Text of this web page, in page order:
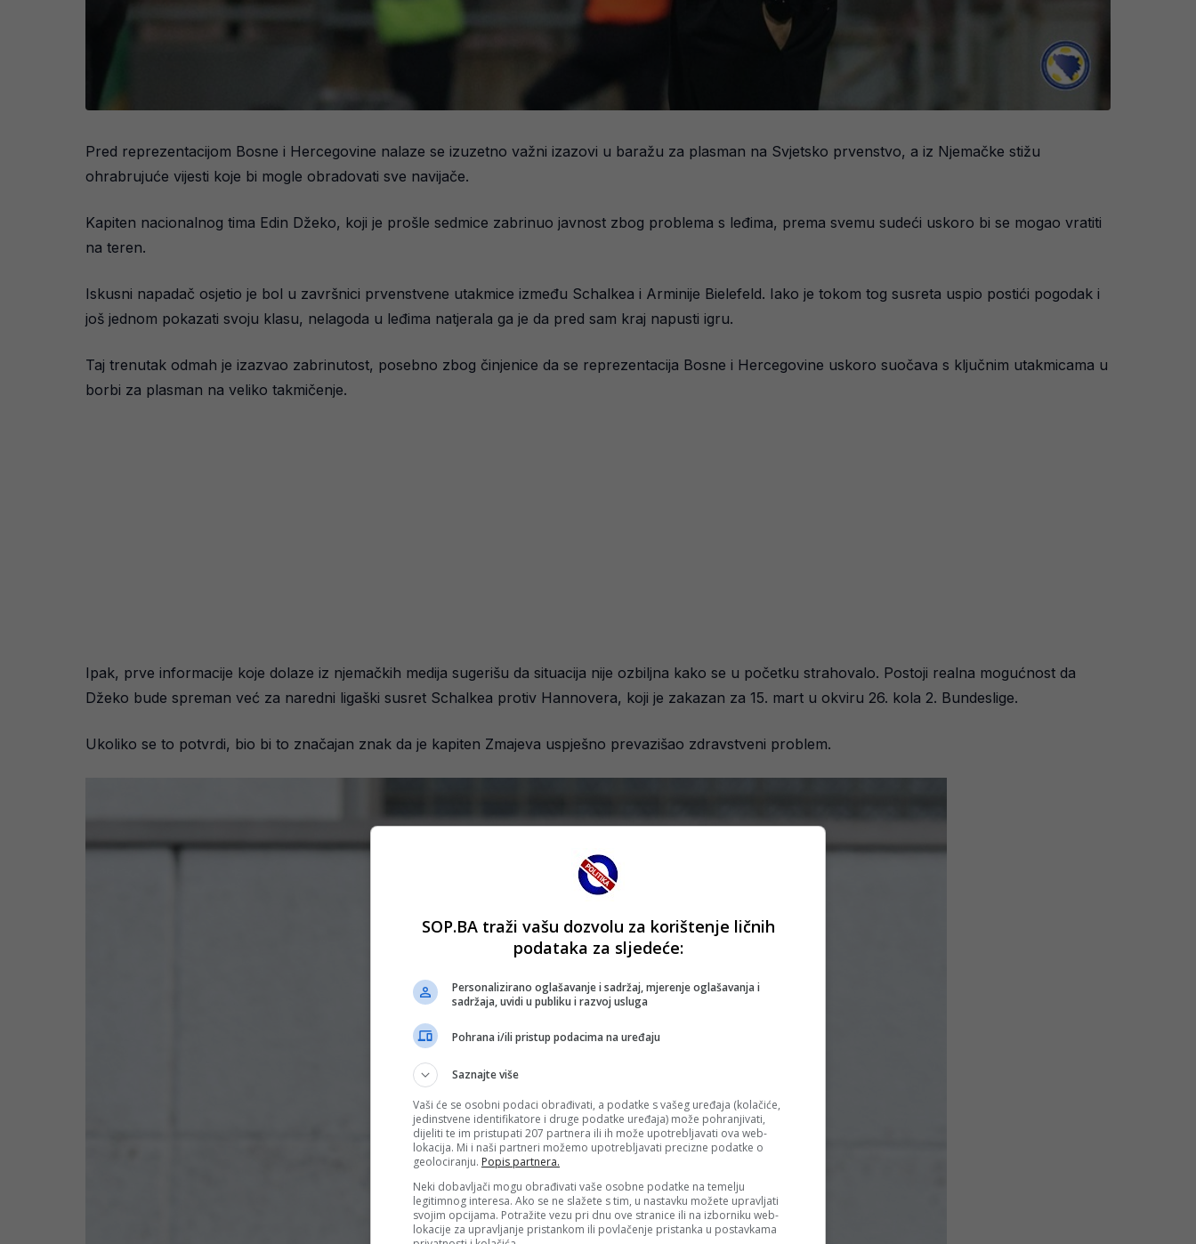
Pred reprezentacijom Bosne i Hercegovine nalaze se izuzetno važni izazovi u baražu za plasman na Svjetsko prvenstvo, a iz Njemačke stižu
ohrabrujuće vijesti koje bi mogle obradovati sve navijače.
Kapiten nacionalnog tima Edin Džeko, koji je prošle sedmice zabrinuo javnost zbog problema s leđima, prema svemu sudeći uskoro bi se mogao vratiti
na teren.
Iskusni napadač osjetio je bol u završnici prvenstvene utakmice između Schalkea i Arminije Bielefeld. Iako je tokom tog susreta uspio postići pogodak i
još jednom pokazati svoju klasu, nelagoda u leđima natjerala ga je da pred sam kraj napusti igru.
Taj trenutak odmah je izazvao zabrinutost, posebno zbog činjenice da se reprezentacija Bosne i Hercegovine uskoro suočava s ključnim utakmicama u
borbi za plasman na veliko takmičenje.
Ipak, prve informacije koje dolaze iz njemačkih medija sugerišu da situacija nije ozbiljna kako se u početku strahovalo. Postoji realna mogućnost da
Džeko bude spreman već za naredni ligaški susret Schalkea protiv Hannovera, koji je zakazan za 15. mart u okviru 26. kola 2. Bundeslige.
Ukoliko se to potvrdi, bio bi to značajan znak da je kapiten Zmajeva uspješno prevazišao zdravstveni problem.
SOP.BA traži vašu dozvolu za korištenje ličnih
podataka za sljedeće:
Personalizirano oglašavanje i sadržaj, mjerenje oglašavanja i
sadržaja, uvidi u publiku i razvoj usluga
Pohrana i/ili pristup podacima na uređaju
Saznajte više
Vaši će se osobni podaci obrađivati, a podatke s vašeg uređaja (kolačiće,
jedinstvene identifikatore i druge podatke uređaja) može pohranjivati,
dijeliti te im pristupati 207 partnera ili ih može upotrebljavati ova web-
lokacija. Mi i naši partneri možemo upotrebljavati precizne podatke o
geolociranju. Popis partnera.
Neki dobavljači mogu obrađivati vaše osobne podatke na temelju
legitimnog interesa. Ako se ne slažete s tim, u nastavku možete upravljati
svojim opcijama. Potražite vezu pri dnu ove stranice ili na izborniku web-
lokacije za upravljanje pristankom ili povlačenje pristanka u postavkama